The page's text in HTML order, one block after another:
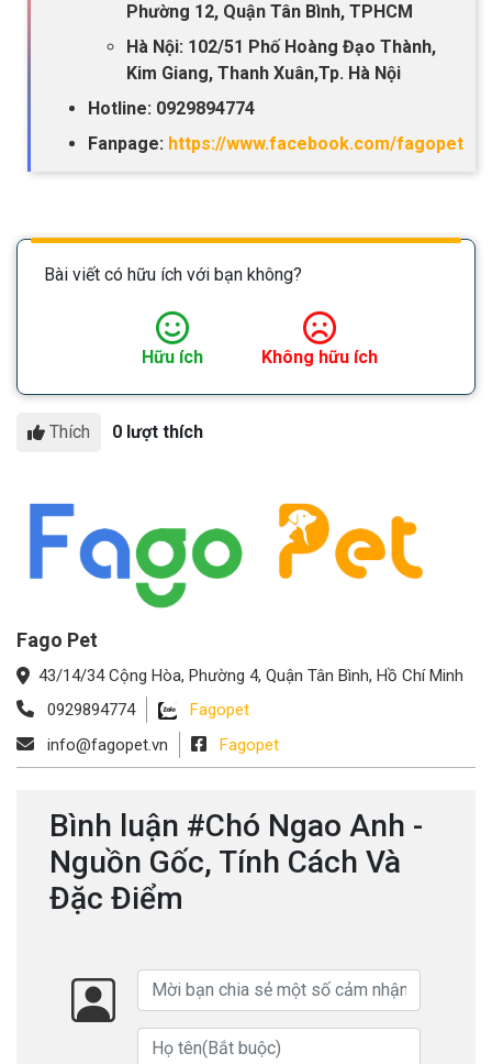
Phường 12, Quận Tân Bình, TPHCM
Hà Nội: 102/51 Phố Hoàng Đạo Thành,
Kim Giang, Thanh Xuân,Tp. Hà Nội
Hotline: 0929894774
Fanpage: https://www.facebook.com/fagopet
Bài viết có hữu ích với bạn không?
Hữu ích Không hữu ích
Thích 0 lượt thích
Fago Pet
43/14/34 Cộng Hòa, Phường 4, Quận Tân Bình, Hồ Chí Minh
0929894774
Fagopet
info@fagopet.vn
Fagopet
Bình luận #Chó Ngao Anh -
Nguồn Gốc, Tính Cách Và
Đặc Điểm